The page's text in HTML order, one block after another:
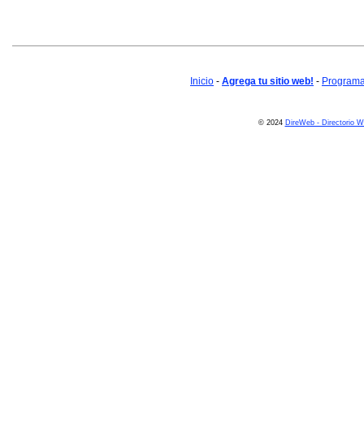
Inicio - Agrega tu sitio web! -
© 2024 DireWeb - Directorio